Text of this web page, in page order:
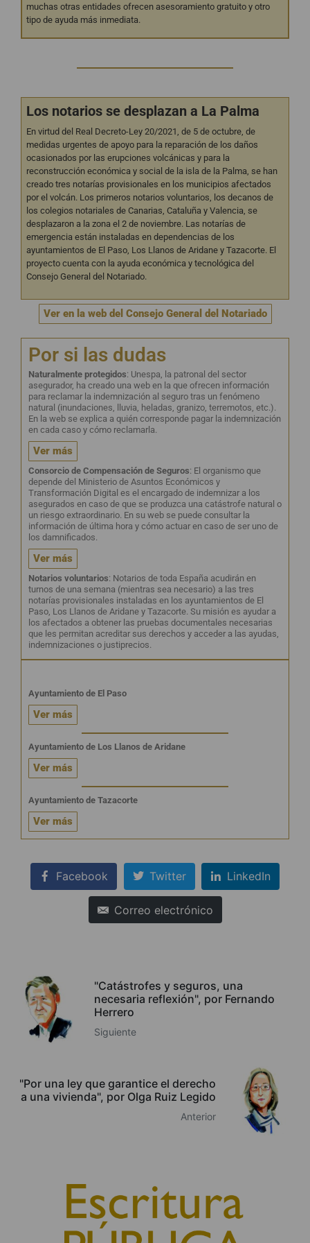
muchas otras entidades ofrecen asesoramiento gratuito y otro
tipo de ayuda más inmediata.
Los notarios se desplazan a La Palma
En virtud del Real Decreto-Ley 20/2021, de 5 de octubre, de
medidas urgentes de apoyo para la reparación de los daños
ocasionados por las erupciones volcánicas y para la
reconstrucción económica y social de la isla de la Palma, se han
creado tres notarías provisionales en los municipios afectados
por el volcán. Los primeros notarios voluntarios, los decanos de
los colegios notariales de Canarias, Cataluña y Valencia, se
desplazaron a la zona el 2 de noviembre. Las notarías de
emergencia están instaladas en dependencias de los
ayuntamientos de El Paso, Los Llanos de Aridane y Tazacorte. El
proyecto cuenta con la ayuda económica y tecnológica del
Consejo General del Notariado.
Ver en la web del Consejo General del Notariado
Por si las dudas
Naturalmente protegidos: Unespa, la patronal del sector
asegurador, ha creado una web en la que ofrecen información
para reclamar la indemnización al seguro tras un fenómeno
natural (inundaciones, lluvia, heladas, granizo, terremotos, etc.).
En la web se explica a quién corresponde pagar la indemnización
en cada caso y cómo reclamarla
Ver más
Consorcio de Compensación de Seguros: El organismo que
depende del Ministerio de Asuntos Económicos y
Transformación Digital es el encargado de indemnizar a los
asegurados en caso de que se produzca una catástrofe natural o
un riesgo extraordinario. En su web se puede consultar la
información de última hora y cómo actuar en caso de ser uno de
los damnificados.
Ver más
Notarios voluntarios: Notarios de toda España acudirán en
turnos de una semana (mientras sea necesario) a las tres
notarías provisionales instaladas en los ayuntamientos de El
Paso, Los Llanos de Aridane y Tazacorte. Su misión es ayudar a
los afectados a obtener las pruebas documentales necesarias
que les permitan acreditar sus derechos y acceder a las ayudas,
indemnizaciones o justiprecios.
Ayuntamiento de El Paso
Ver más
Ayuntamiento de Los Llanos de Aridane
Ver más
Ayuntamiento de Tazacorte
Ver más
Facebook Twitter LinkedIn
Correo electrónico
"Catástrofes y seguros, una
necesaria reflexión", por Fernando
Herrero
Siguiente
"Por una ley que garantice el derecho
a una vivienda", por Olga Ruiz Legido
Anterior